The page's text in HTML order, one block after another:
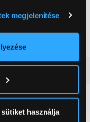
pontossággal
annak konkrét
aRészletek
visszavonhatja a
megjelenítése
használja
hűtőszekrény